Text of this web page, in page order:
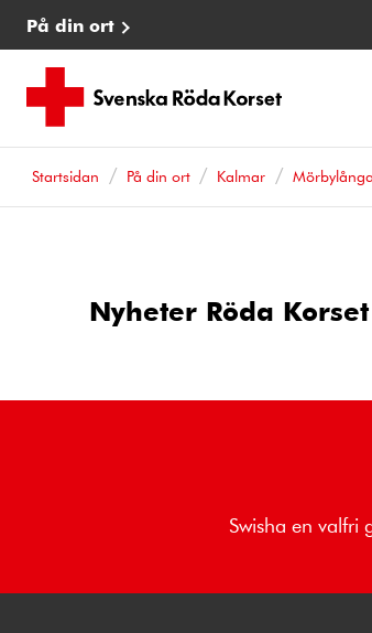
På din ort
Startsidan På din ort Kalmar
Nyheter Röda
Swisha en